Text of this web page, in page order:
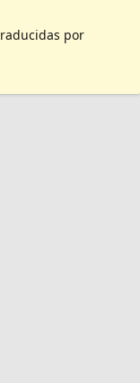
por